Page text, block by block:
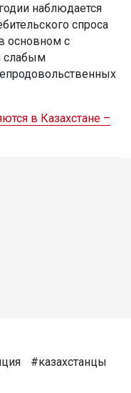
наблюдается
спроса
основном с
слабым
в Казахстане –
#казахстанцы